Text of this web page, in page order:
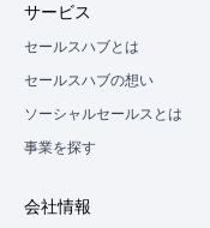
サービス
セールスハブとは
セールスハブの想い
ソーシャルセールスとは
事業を探す
会社情報